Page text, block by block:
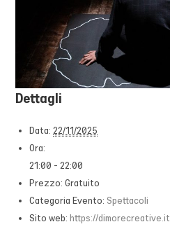
Dettagli
Data: 22/11/2025
Ora:
21:00 - 22:00
Prezzo: Gratuito
Categoria Evento: Spettacoli
Sito web: https://dimorecreative.it